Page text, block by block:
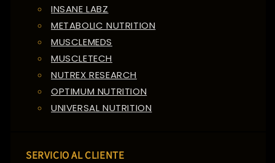
INSANE LABZ
METABOLIC NUTRITION
MUSCLEMEDS
MUSCLETECH
NUTREX RESEARCH
OPTIMUM NUTRITION
UNIVERSAL NUTRITION
SERVICIO AL CLIENTE